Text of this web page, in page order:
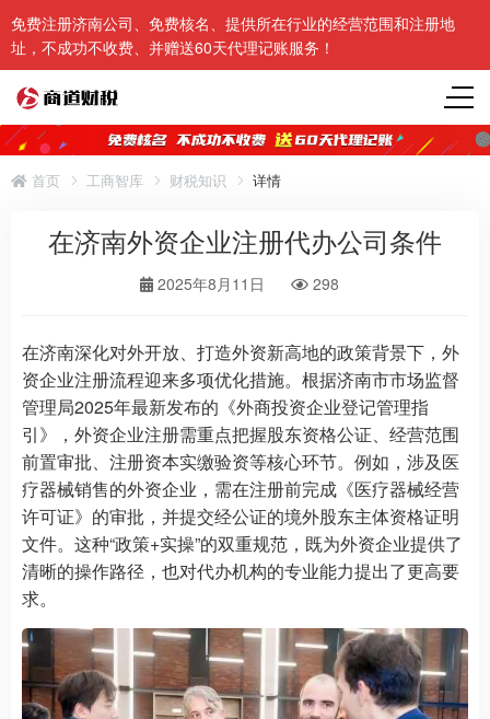
免费注册济南公司、免费核名、提供所在行业的经营范围和注册地
址，不成功不收费、并赠送60天代理记账服务！
首页 工商智库 财税知识 详情
在济南外资企业注册代办公司条件
2025年8月11日 298
在济南深化对外开放、打造外资新高地的政策背景下，外
资企业注册流程迎来多项优化措施。根据济南市市场监督
管理局2025年最新发布的《外商投资企业登记管理指
引》，外资企业注册需重点把握股东资格公证、经营范围
前置审批、注册资本实缴验资等核心环节。例如，涉及医
疗器械销售的外资企业，需在注册前完成《医疗器械经营
许可证》的审批，并提交经公证的境外股东主体资格证明
文件。这种“政策+实操”的双重规范，既为外资企业提供了
清晰的操作路径，也对代办机构的专业能力提出了更高要
求。